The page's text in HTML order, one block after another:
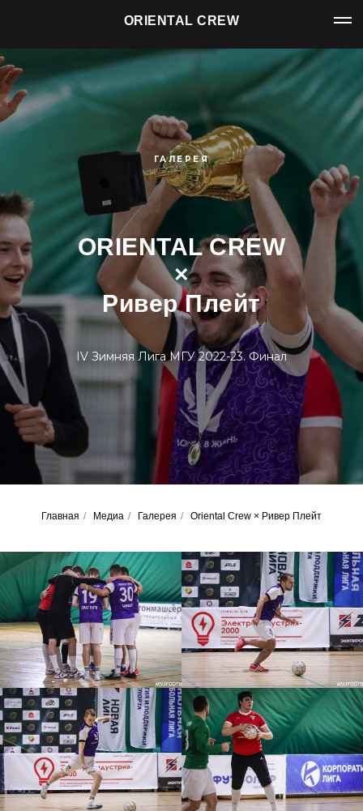
ORIENTAL CREW
ГАЛЕРЕЯ
ORIENTAL CREW
×
Ривер Плейт
IV Зимняя Лига МГУ 2022-23. Финал
Главная / Медиа / Галерея / Oriental Crew × Ривер Плейт